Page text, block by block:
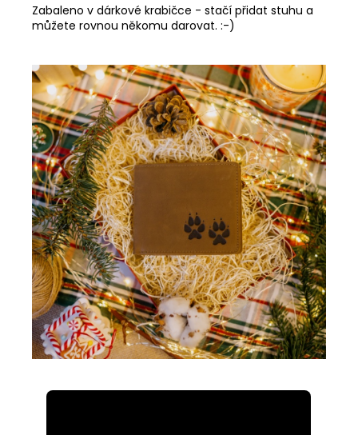
Zabaleno v dárkové krabičce - stačí přidat stuhu a
můžete rovnou někomu darovat. :-)